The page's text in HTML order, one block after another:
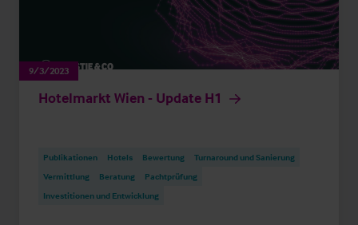
9/3/2023
Hotelmarkt Wien - Update H1
Publikationen Hotels Bewertung
Turnaround und Sanierung
Vermittlung
Beratung
Pachtprüfung
Investitionen und Entwicklung